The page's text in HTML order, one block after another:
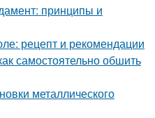
принципы и
рецепт и рекомендации
самостоятельно обшить
металлического